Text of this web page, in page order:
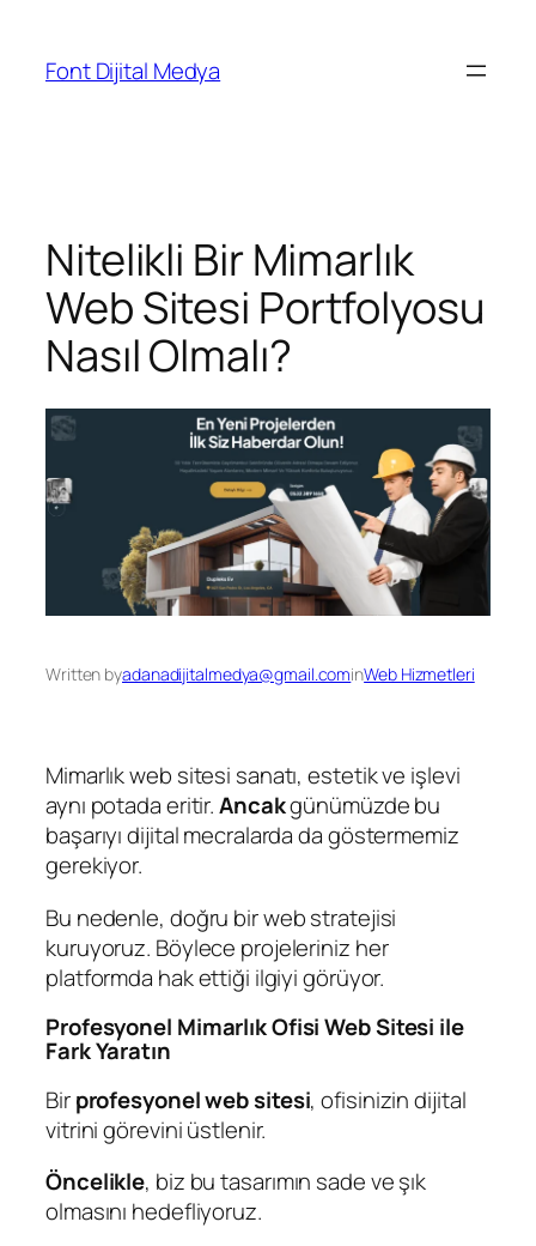
Font Dijital Medya
Nitelikli Bir Mimarlık
Web Sitesi Portfolyosu
Nasıl Olmalı?
Written byadanadijitalmedya@gmail.cominWeb Hizmetleri
Mimarlık web sitesi sanatı, estetik ve işlevi
aynı potada eritir.Ancakgünümüzde bu
başarıyı dijital mecralarda da göstermemiz
gerekiyor.
Bu nedenle, doğru bir web stratejisi
kuruyoruz. Böylece projeleriniz her
platformda hak ettiği ilgiyi görüyor.
Profesyonel Mimarlık Ofisi Web Sitesi ile
Fark Yaratın
Birprofesyonel web sitesi, ofisinizin dijital
vitrini görevini üstlenir.
Öncelikle, biz bu tasarımın sade ve şık
olmasını hedefliyoruz.